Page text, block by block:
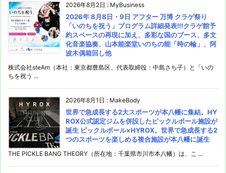
2026年8月2日 : MyBusiness
2026年 8月8日・9日 アフター 万博 クラゲ祭り
「いのちを祝う」プログラム詳細発表!!!クラゲ館予
約スペースの再現に加え、多彩な国のブース、多文
化音楽協奏、山本能楽堂いのちの能「時の輪」、阿
波木偶箱回し他
株式会社steAm（本社：東京都豊島区、代表取締役：中島さち子）と「いの
ちを祝う ...
2026年8月1日 : MakeBody
世界で急成長する2大スポーツが本八幡に集結。HY
ROX公式認定ジムを併設したピックルボール施設が
誕生 ピックルボール×HYROX。世界で急成長する2
つのスポーツを楽しめる複合施設が本八幡に誕生
THE PICKLE BANG THEORY（所在地：千葉県市川市本八幡）は、こ ...